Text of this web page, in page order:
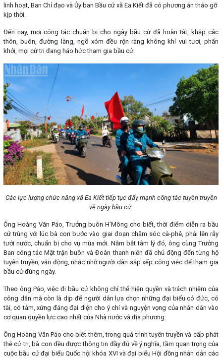
linh hoạt, Ban Chỉ đạo và Ủy ban Bầu cử xã Ea Kiết đã có phương án tháo gỡ
kịp thời.
Đến nay, mọi công tác chuẩn bị cho ngày bầu cử đã hoàn tất, khắp các
thôn, buôn, đường làng, ngõ xóm đều rộn ràng không khí vui tươi, phấn
khởi, mọi cử tri đang háo hức tham gia bầu cử.
Các lực lượng chức năng xã Ea Kiết tiếp tục đẩy mạnh công tác tuyên truyền
về ngày bầu cử.
Ông Hoàng Văn Páo, Trưởng buôn H’Mông cho biết, thời điểm diễn ra bầu
cử trùng với lúc bà con bước vào giai đoạn chăm sóc cà-phê, phải lên rẫy
tưới nước, chuẩn bị cho vụ mùa mới. Nắm bắt tâm lý đó, ông cùng Trưởng
Ban công tác Mặt trận buôn và Đoàn thanh niên đã chủ động đến từng hộ
tuyên truyền, vận động, nhắc nhở người dân sắp xếp công việc để tham gia
bầu cử đúng ngày.
Theo ông Páo, việc đi bầu cử không chỉ thể hiện quyền và trách nhiệm của
công dân mà còn là dịp để người dân lựa chọn những đại biểu có đức, có
tài, có tâm, xứng đáng đại diện cho ý chí và nguyện vọng của nhân dân vào
cơ quan quyền lực cao nhất của Nhà nước và địa phương.
Ông Hoàng Văn Páo cho biết thêm, trong quá trình tuyên truyền và cấp phát
thẻ cử tri, bà con đều được thông tin đầy đủ về ý nghĩa, tầm quan trọng của
cuộc bầu cử đại biểu Quốc hội khóa XVI và đại biểu Hội đồng nhân dân các